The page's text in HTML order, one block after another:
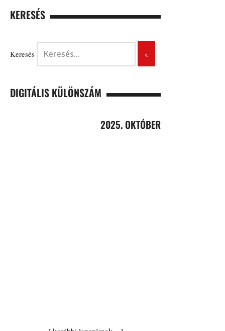
KERESÉS
Keresés
DIGITÁLIS KÜLÖNSZÁM
2025. OKTÓBER